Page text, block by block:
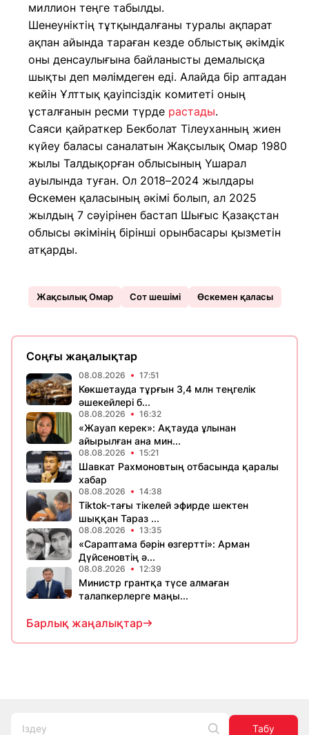
миллион теңге табылды.
Шенеуніктің тұтқындалғаны туралы ақпарат
ақпан айында тараған кезде облыстық әкімдік
оны денсаулығына байланысты демалысқа
шықты деп мәлімдеген еді. Алайда бір аптадан
кейін Ұлттық қауіпсіздік комитеті оның
ұсталғанын ресми түрде растады.
Саяси қайраткер Бекболат Тілеуханның жиен
күйеу баласы саналатын Жақсылық Омар 1980
жылы Талдықорған облысының Үшарал
ауылында туған. Ол 2018–2024 жылдары
Өскемен қаласының әкімі болып, ал 2025
жылдың 7 сәуірінен бастап Шығыс Қазақстан
облысы әкімінің бірінші орынбасары қызметін
атқарды.
Жақсылық Омар Сот шешімі Өскемен қаласы
Соңғы жаңалықтар
08.08.2026 17:51
Көкшетауда тұрғын 3,4 млн теңгелік
әшекейлері б...
08.08.2026 16:32
«Жауап керек»: Ақтауда ұлынан
айырылған ана мин...
08.08.2026 15:21
Шавкат Рахмоновтың отбасында қаралы
хабар
08.08.2026 14:38
Tiktok-тағы тікелей эфирде шектен
шыққан Тараз ...
08.08.2026 13:35
«Сараптама бәрін өзгертті»: Арман
Дүйсеновтің ә...
08.08.2026 12:39
Министр грантқа түсе алмаған
талапкерлерге маңы...
Барлық жаңалықтар
Табу